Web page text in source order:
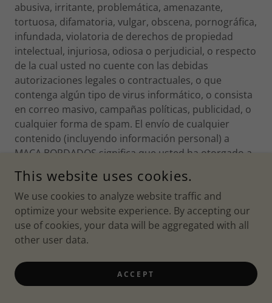
abusiva, irritante, problemática, amenazante,
tortuosa, difamatoria, vulgar, obscena, pornográfica,
infundada, violatoria de derechos de propiedad
intelectual, injuriosa, odiosa o perjudicial, o respecto
de la cual usted no cuente con las debidas
autorizaciones legales o contractuales, o que
contenga algún tipo de virus informático, o consista
en correo masivo, campañas políticas, publicidad, o
cualquier forma de spam. El envío de cualquier
contenido (incluyendo información personal) a
MACA BORDADOS significa que usted ha otorgado a
MACA BORDADOS una licencia no exclusiva y gratuita
para publicar, editar, reproducir, modificar,
reorganizar, traducir, adaptar, crear obras derivadas
de, transferir a terceros, sublicenciar o de cualquier
otra manera divulgar a nivel mundial la información
que usted ha enviado, a través del Sitio o de
normas de propiedad intelectual que resulten
aplicables, y sin necesidad de notificarle a usted
This website uses cookies.
We use cookies to analyze website traffic and
optimize your website experience. By accepting our
use of cookies, your data will be aggregated with all
other user data.
ACCEPT